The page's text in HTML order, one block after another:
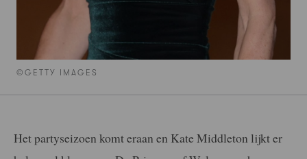
©GETTY IMAGES
Het partyseizoen komt eraan en Kate Middleton lijkt er